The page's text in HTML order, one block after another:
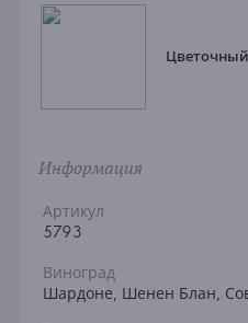
Цветочный
Информация
Артикул
5793
Виноград
Шардоне, Шенен Блан,